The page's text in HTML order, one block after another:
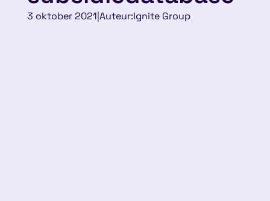
3 oktober 2021 Auteur:Ignite Group